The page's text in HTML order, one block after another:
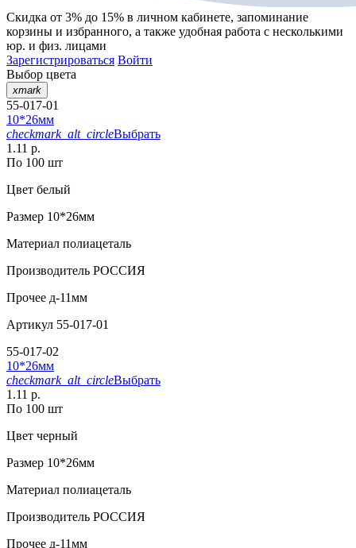
Скидка от 3% до 15% в личном кабинете, запоминание
корзины и избранного, а также удобная работа с несколькими
юр. и физ. лицами
Зарегистрироваться Войти
Выбор цвета
xmark
55-017-01
10*26мм
checkmark_alt_circleВыбрать
1.11 р.
По 100 шт
Цвет белый
Размер 10*26мм
Материал полиацеталь
Производитель РОССИЯ
Прочее д-11мм
Артикул 55-017-01
55-017-02
10*26мм
checkmark_alt_circleВыбрать
1.11 р.
По 100 шт
Цвет черный
Размер 10*26мм
Материал полиацеталь
Производитель РОССИЯ
Прочее д-11мм